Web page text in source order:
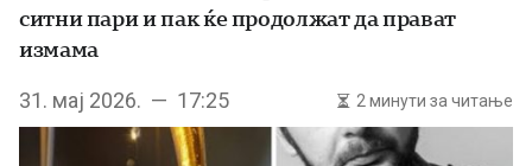
ситни пари и пак ќе продолжат да прават
измама
31. мај 2026. — 17:25 2 минути за читање